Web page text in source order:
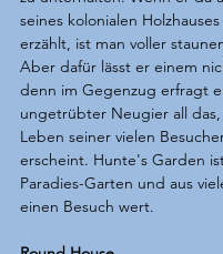
seines kolonialen
erzählt, ist man voller
Aber dafür lässt er einem
denn im Gegenzug erfragt
ungetrübter Neugier all das,
Leben seiner vielen
erscheint. Hunte's Garden
Paradies-Garten und aus
einen Besuch wert.